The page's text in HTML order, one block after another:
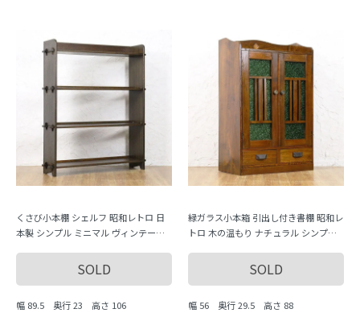
くさび小本棚 シェルフ 昭和レトロ 日
本製 シンプル ミニマル ヴィンテージ
SOLD
幅 89.5 奥行 23 高さ 106
緑ガラス小本箱 引出し付き書棚 昭和レ
トロ 木の温もり ナチュラル シンプル
SOLD
幅 56 奥行 29.5 高さ 88